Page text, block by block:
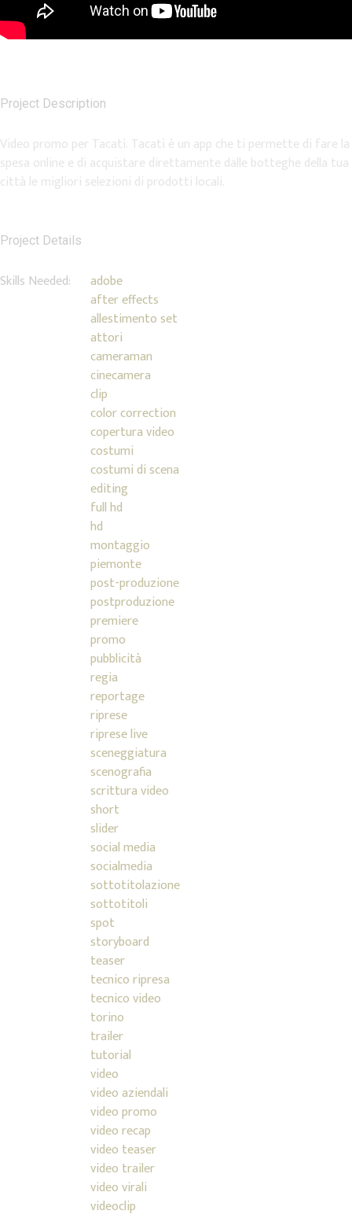
Project Description
Video promo per Tacatì. Tacatì è un app che ti permette di fare la
spesa online e di acquistare direttamente dalle botteghe della tua
città le migliori selezioni di prodotti locali.
Project Details
Skills Needed:
adobe
after effects
allestimento set
attori
cameraman
cinecamera
clip
color correction
copertura video
costumi
costumi di scena
editing
full hd
hd
montaggio
piemonte
post-produzione
postproduzione
premiere
promo
pubblicità
regia
reportage
riprese
riprese live
sceneggiatura
scenografia
scrittura video
short
slider
social media
socialmedia
sottotitolazione
sottotitoli
spot
storyboard
teaser
tecnico ripresa
tecnico video
torino
trailer
tutorial
video
video aziendali
video promo
video recap
video teaser
video trailer
video virali
videoclip